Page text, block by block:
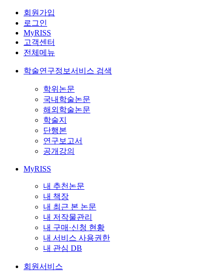
회원가입
로그인
MyRISS
고객센터
전체메뉴
학술연구정보서비스 검색
학위논문
국내학술논문
해외학술논문
학술지
단행본
연구보고서
공개강의
MyRISS
내 추천논문
내 책장
내 최근 본 논문
내 저작물관리
내 구매·신청 현황
내 서비스 사용권한
내 관심 DB
회원서비스